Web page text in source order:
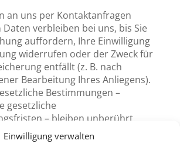
Einwilligung verwalten
an uns per Kontaktanfragen
verbleiben bei uns, bis Sie
auffordern, Ihre Einwilligung
widerrufen oder der Zweck für
entfällt (z. B. nach
Bearbeitung Ihres Anliegens).
Bestimmungen –
gesetzliche
– bleiben unberührt.
www.e-recht24.de